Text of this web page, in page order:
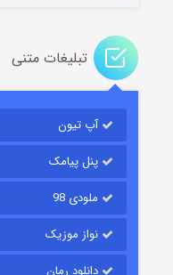
تبلیغات متنی
آپ تیون
پنل پیامک
ملودی 98
نواز موزیک
دانلود رمان